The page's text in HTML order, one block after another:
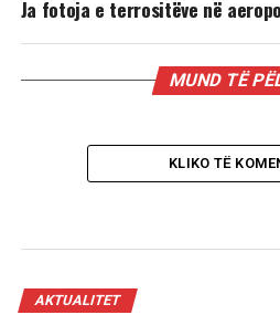
Ja fotoja e terrositëve në
MUND TË
KLIKO TË
AKTUALITET